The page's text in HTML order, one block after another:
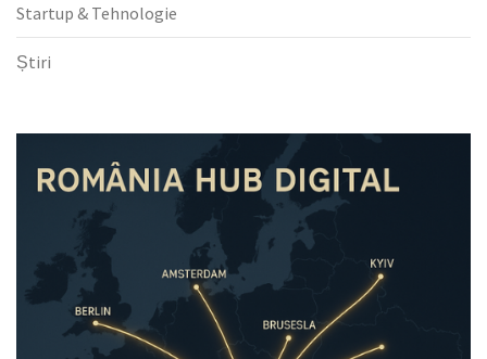
Startup & Tehnologie
Știri